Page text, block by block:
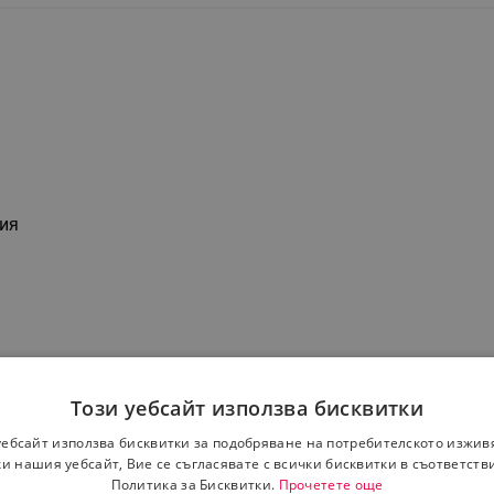
Този уебсайт използва бисквитки
използва бисквитки за подобряване на потребителското
нашия уебсайт, Вие се съгласявате с всички бисквитки в
Политика за Бисквитки. Прочетете още